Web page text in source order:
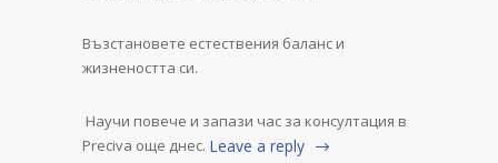
Възстановете естествения баланс и
жизнеността си.
Научи повече и запази час за консултация в
Preciva още днес. Leave a reply